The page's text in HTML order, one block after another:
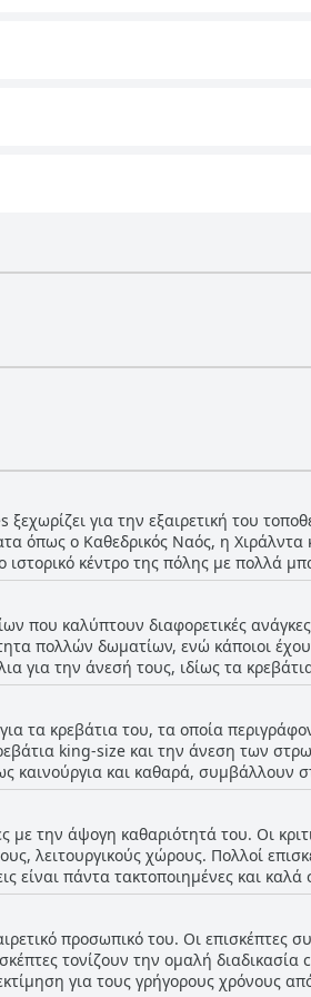
για την εξαιρετική του
όπως ο Καθεδρικός Ναός, η Χιράλντα
κέντρο της πόλης με πολλά
τονίζουν επανειλημμένα την
σημεία ενδιαφέροντος και τις
τους, διαθέτοντας σύγχρονες
του ξενοδοχείου. Η τοποθεσία
το Σαββατοκύριακο είτε για μια
κουλτούρα και τα αξιοθέατα της
που καλύπτουν διαφορετικές
πολλών δωματίων, ενώ κάποιοι
για την άνεσή τους, ιδίως τα
τους. Για όσους
τέτοιες ανάγκες. Ωστόσο, αξίζει να σημειωθεί ότι
αναφέρουν μικρότερα μπάνια
εξωτερικά παράθυρα, γεγονός
από το κοντινό εστιατόριο. Συνολικά,
οι διαφορές στο μέγεθος και τα
επωφεληθούν από τον καθορισμό
τα κρεβάτια του, τα οποία
king-size και την άνεση των
καινούργια και καθαρά, συμβάλλουν
με την ποιότητα των κρεβατιών,
περιβάλλον, είτε για τα πολύ άνετα
ύπνου τους στο ISA Sevilla
την άψογη καθαριότητά του. Οι
χώρους. Πολλοί
είναι πάντα τακτοποιημένες και
σε μια συνολική αίσθηση υγιεινής και
καλά διαρρυθμισμένες διατάξεις,
καθαρίζονται τακτικά κάθε
περαιτέρω την εμπειρία, συχνά
και η άνεση είναι επίσης βασικά
προσωπικό του. Οι επισκέπτες
τονίζουν την ομαλή
για τους γρήγορους χρόνους